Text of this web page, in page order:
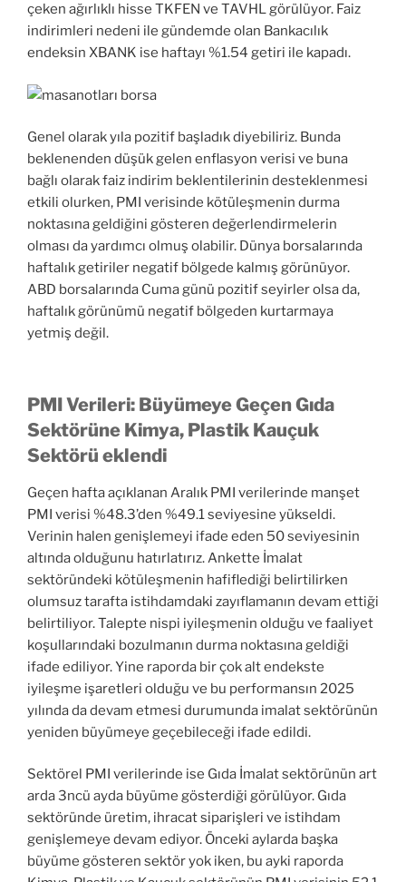
çeken ağırlıklı hisse TKFEN ve TAVHL görülüyor. Faiz
indirimleri nedeni ile gündemde olan Bankacılık
endeksin XBANK ise haftayı %1.54 getiri ile kapadı.
Genel olarak yıla pozitif başladık diyebiliriz. Bunda
beklenenden düşük gelen enflasyon verisi ve buna
bağlı olarak faiz indirim beklentilerinin desteklenmesi
etkili olurken, PMI verisinde kötüleşmenin durma
noktasına geldiğini gösteren değerlendirmelerin
olması da yardımcı olmuş olabilir. Dünya borsalarında
haftalık getiriler negatif bölgede kalmış görünüyor.
ABD borsalarında Cuma günü pozitif seyirler olsa da,
haftalık görünümü negatif bölgeden kurtarmaya
yetmiş değil.
PMI Verileri: Büyümeye Geçen Gıda
Sektörüne Kimya, Plastik Kauçuk
Sektörü eklendi
Geçen hafta açıklanan Aralık PMI verilerinde manşet
PMI verisi %48.3’den %49.1 seviyesine yükseldi.
Verinin halen genişlemeyi ifade eden 50 seviyesinin
altında olduğunu hatırlatırız. Ankette İmalat
sektöründeki kötüleşmenin hafiflediği belirtilirken
olumsuz tarafta istihdamdaki zayıflamanın devam ettiği
belirtiliyor. Talepte nispi iyileşmenin olduğu ve faaliyet
koşullarındaki bozulmanın durma noktasına geldiği
ifade ediliyor. Yine raporda bir çok alt endekste
iyileşme işaretleri olduğu ve bu performansın 2025
yılında da devam etmesi durumunda imalat sektörünün
yeniden büyümeye geçebileceği ifade edildi.
Sektörel PMI verilerinde ise Gıda İmalat sektörünün art
arda 3ncü ayda büyüme gösterdiği görülüyor. Gıda
sektöründe üretim, ihracat siparişleri ve istihdam
genişlemeye devam ediyor. Önceki aylarda başka
büyüme gösteren sektör yok iken, bu ayki raporda